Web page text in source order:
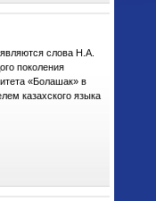
слова Н.А.
поколения
«Болашак» в
казахского языка